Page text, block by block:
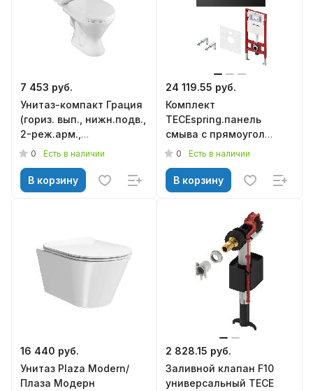
7 453 руб.
Унитаз-компакт Грация
(гориз. вып., нижн.подв.,
2-реж.арм.,
сид.полипропилен),
0 Есть в наличии
В корзину
24 119.55 руб.
Комплект
TECEspring.панель
смыва с прямоугол
кнопками, черный
0 Есть в наличии
В корзину
16 440 руб.
Унитаз Plaza Modern/
Плаза Модерн
2 828.15 руб.
Заливной клапан F10
универсальный TECE